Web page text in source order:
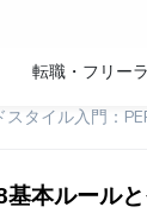
転職・フリー
スタイル入門：
本ルール